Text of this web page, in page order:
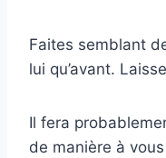
Faites semblant
lui qu’avant.
Il fera
de manière à